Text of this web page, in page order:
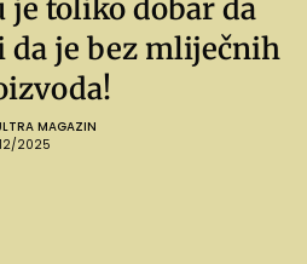
je toliko dobar da
da je bez mliječnih
MAGAZIN
2025